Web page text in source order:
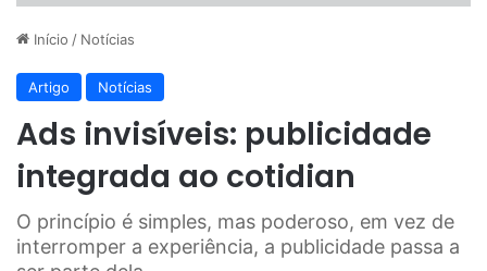
Início / Notícias
Artigo Notícias
Ads invisíveis: publicidade
integrada ao cotidian
O princípio é simples, mas poderoso, em vez de
interromper a experiência, a publicidade passa a